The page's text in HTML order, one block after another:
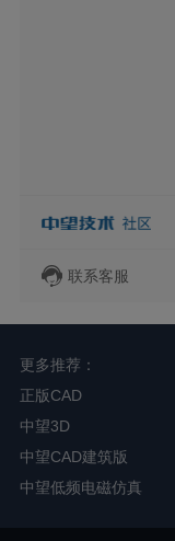
联系客服
更多推荐：
正版CAD
中望3D
中望CAD建筑版
中望低频电磁仿真